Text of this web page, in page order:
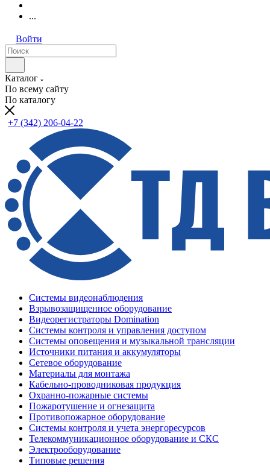
...
Войти
Каталог
По всему сайту
По каталогу
+7 (342) 206-04-22
Системы видеонаблюдения
Взрывозащищенное оборудование
Видеорегистраторы Domination
Системы контроля и управления доступом
Системы оповещения и музыкальной трансляции
Источники питания и аккумуляторы
Сетевое оборудование
Материалы для монтажа
Кабельно-проводниковая продукция
Охранно-пожарные системы
Пожаротушение и огнезащита
Противопожарное оборудование
Системы контроля и учета энергоресурсов
Телекоммуникационное оборудование и СКС
Электрооборудование
Типовые решения